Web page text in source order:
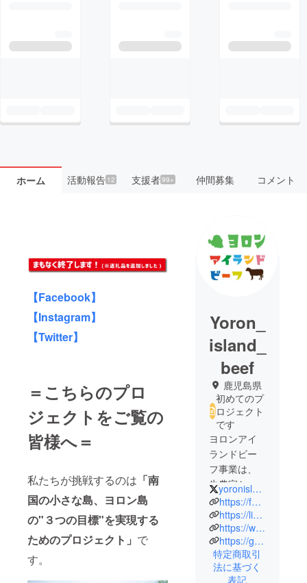
ホーム 活動報告12 支援者99+ 仲間募集 コメント
【Facebook】
【Instagram】
【Twitter】
＝こちらのプロ
ジェクトをご覧の
皆様へ＝
私たちが挑戦するのは 「南
国の小さな島、ヨロン島
の" ３つの目標"を実現する
ためのプロジェクト」 で
す。
Yoron_
island_
beef
鹿児島県
初めてのプ
ロジェクト
です
ヨロンアイ
ランドビー
フ事業は、
牛農家と販
売者が協力
し合い、島
ぐるみで取
り組む新し
い事業で
す。
yoronislandbeef
https://facebook.com/groups/643395920199176
https://lin.ee/KpReY4p
https://www.instagram.com/yoron_island_beef
https://goontoamami.jp
特定商取引
法に基づく
表記